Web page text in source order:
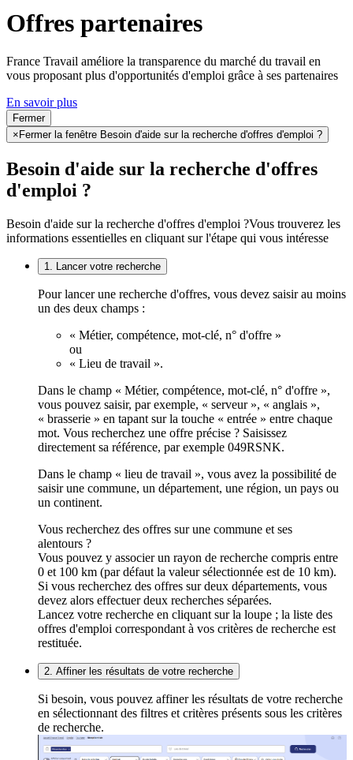
Offres partenaires
France Travail améliore la transparence du marché du travail en
vous proposant plus d'opportunités d'emploi grâce à ses partenaires
En savoir plus
Fermer
× Fermer la fenêtre Besoin d'aide sur la recherche d'offres d'emploi ?
Besoin d'aide sur la recherche d'offres
d'emploi ?
Besoin d'aide sur la recherche d'offres d'emploi ?Vous trouverez les
informations essentielles en cliquant sur l'étape qui vous intéresse
1. Lancer votre recherche
Pour lancer une recherche d'offres, vous devez saisir au moins
un des deux champs :
« Métier, compétence, mot-clé, n° d'offre »
ou
« Lieu de travail ».
Dans le champ « Métier, compétence, mot-clé, n° d'offre »,
vous pouvez saisir, par exemple, « serveur », « anglais »,
« brasserie » en tapant sur la touche « entrée » entre chaque
mot. Vous recherchez une offre précise ? Saisissez
directement sa référence, par exemple 049RSNK.
Dans le champ « lieu de travail », vous avez la possibilité de
saisir une commune, un département, une région, un pays ou
un continent.
Vous recherchez des offres sur une commune et ses
alentours ?
Vous pouvez y associer un rayon de recherche compris entre
0 et 100 km (par défaut la valeur sélectionnée est de 10 km).
Si vous recherchez des offres sur deux départements, vous
devez alors effectuer deux recherches séparées.
Lancez votre recherche en cliquant sur la loupe ; la liste des
offres d'emploi correspondant à vos critères de recherche est
restituée.
2. Affiner les résultats de votre recherche
Si besoin, vous pouvez affiner les résultats de votre recherche
en sélectionnant des filtres et critères présents sous les critères
de recherche.